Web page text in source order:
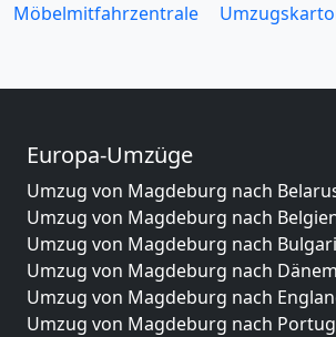
Möbelmitfahrzentrale
Europa-Umzüge
Umzug von Magdeburg nach
Umzug von Magdeburg nach
Umzug von Magdeburg nach
Umzug von Magdeburg nach
Umzug von Magdeburg nach
Umzug von Magdeburg nach